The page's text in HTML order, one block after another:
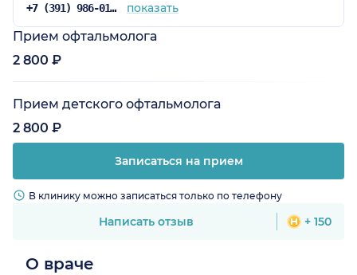
+7 (391) 986-01-59 показать
Прием офтальмолога
2 800 ₽
Прием детского офтальмолога
2 800 ₽
Записаться на прием
В клинику можно записаться только по телефону
Написать отзыв + 150
О враче